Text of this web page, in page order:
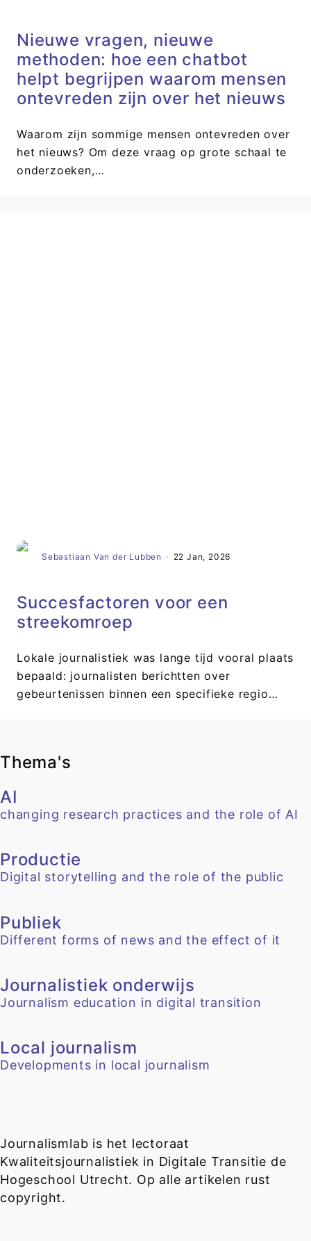
Nieuwe vragen, nieuwe
methoden: hoe een chatbot
helpt begrijpen waarom mensen
ontevreden zijn over het nieuws
Waarom zijn sommige mensen ontevreden over
het nieuws? Om deze vraag op grote schaal te
onderzoeken,…
Sebastiaan Van der Lubben · 22 Jan, 2026
Succesfactoren voor een
streekomroep
Lokale journalistiek was lange tijd vooral plaats
bepaald: journalisten berichtten over
gebeurtenissen binnen een specifieke regio…
Thema's
AI
changing research practices and the role of AI
Productie
Digital storytelling and the role of the public
Publiek
Different forms of news and the effect of it
Journalistiek onderwijs
Journalism education in digital transition
Local journalism
Developments in local journalism
Journalismlab is het lectoraat
Kwaliteitsjournalistiek in Digitale Transitie de
Hogeschool Utrecht. Op alle artikelen rust
copyright.